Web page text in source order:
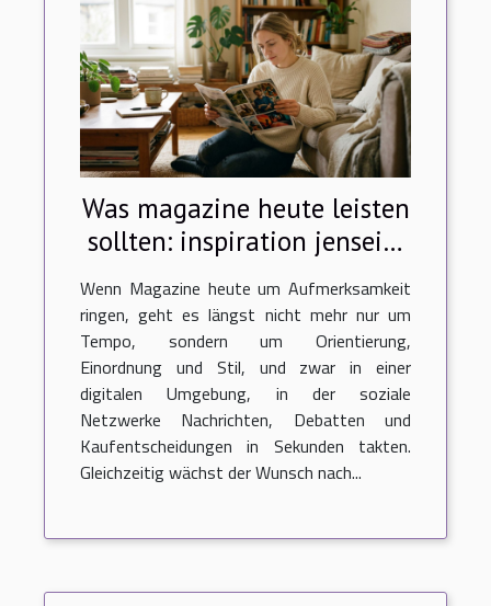
Was magazine heute leisten
sollten: inspiration jenseits
von trends
Wenn Magazine heute um Aufmerksamkeit
ringen, geht es längst nicht mehr nur um
Tempo, sondern um Orientierung,
Einordnung und Stil, und zwar in einer
digitalen Umgebung, in der soziale
Netzwerke Nachrichten, Debatten und
Kaufentscheidungen in Sekunden takten.
Gleichzeitig wächst der Wunsch nach...